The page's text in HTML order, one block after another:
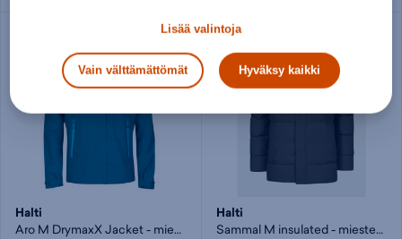
Halti
Aro M DrymaxX Jacket - miesten kuoritakki
Halti
Sammal M insulated - miesten parkatakki
Lisää valintoja
Vain välttämättömät Hyväksy kaikki